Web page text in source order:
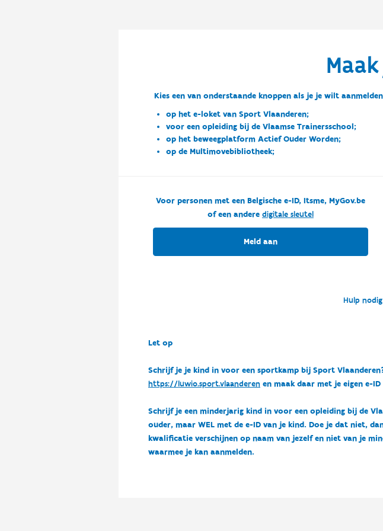
Kies een van onderstaande knoppen als je je wilt
op het e-loket van Sport Vlaanderen;
voor een opleiding bij de Vlaamse Trainersschool;
op het beweegplatform Actief Ouder Worden;
op de Multimovebibliotheek;
Voor personen met een Belgische e-ID, Itsme, MyGov.be
of een andere digitale sleutel
Meld aan
Hulp
Let op
Schrijf je je kind in voor een sportkamp bij Sport
https://luwio.sport.vlaanderenen maak daar met je eigen e-
Schrijf je een minderjarig kind in voor een opleiding bij de
ouder, maar WEL met de e-ID van je kind. Doe je dat niet,
kwalificatie verschijnen op naam van jezelf en niet van je
waarmee je kan aanmelden.